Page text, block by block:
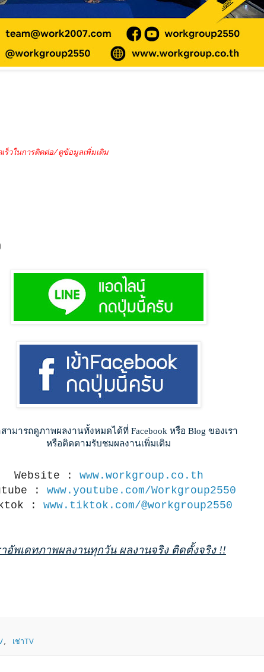
ร็วในการติดต่อ/ดูข้อมูลเพิ่มเติม
ามารถดูภาพผลงานทั้งหมดได้ที่ Facebook หรือ Blog ของเรา
หรือติดตามรับชมผลงานเพิ่มเติม
Website : www.workgroup.co.th
: www.youtube.com/Workgroup2550
: www.tiktok.com/@workgroup2550
าอัพเดทภาพผลงานทุกวัน ผลงานจริง ติดตั้งจริง !!
, เช่าTV